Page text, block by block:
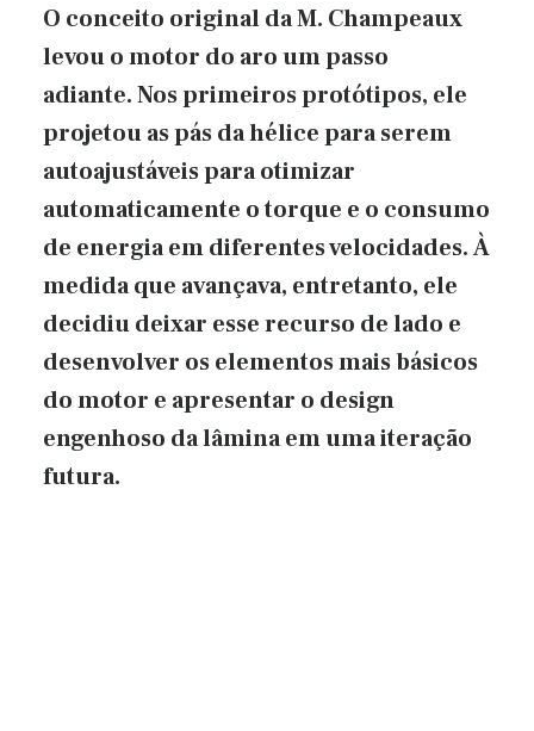
O conceito original da M. Champeaux
levou o motor do aro um passo
adiante. Nos primeiros protótipos, ele
projetou as pás da hélice para serem
autoajustáveis ​​para otimizar
automaticamente o torque e o consumo
de energia em diferentes velocidades. À
medida que avançava, entretanto, ele
decidiu deixar esse recurso de lado e
desenvolver os elementos mais básicos
do motor e apresentar o design
engenhoso da lâmina em uma iteração
futura.